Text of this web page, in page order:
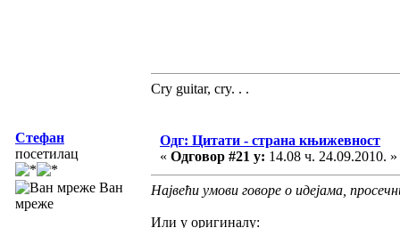
Cry guitar, cry. . .
Стефан
посетилац
Ван
мреже
Одг: Цитати - страна књижевност
« Одговор #21 у: 14.08 ч. 24.09.2010. »
Највећи умови говоре о идејама,
Или у оригиналу: